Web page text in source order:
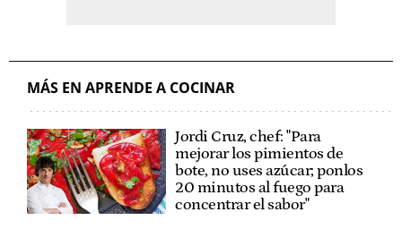
MÁS EN APRENDE A COCINAR
Jordi Cruz, chef: "Para
mejorar los pimientos de
bote, no uses azúcar; ponlos
20 minutos al fuego para
concentrar el sabor"